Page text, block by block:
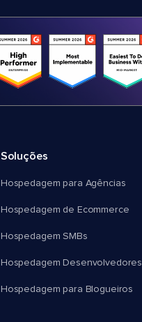
Soluções
Hospedagem para Agências
Hospedagem de Ecommerce
Hospedagem SMBs
Hospedagem Desenvolvedores
Hospedagem para Blogueiros